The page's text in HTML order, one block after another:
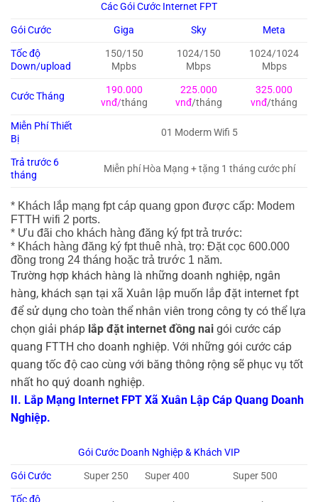
Các Gói Cước Internet FPT
Gói Cước
Giga Sky
Meta
Tốc độ
Down/upload
150/150
Mpbs
1024/150
Mbps
1024/1024
Mbps
Cước Tháng
190.000
vnđ/tháng
225.000
vnđ/tháng
325.000
vnđ/tháng
Miễn Phí Thiết
Bị
01 Moderm Wifi 5
Trả trước 6
tháng
Miễn phí Hòa Mạng + tặng 1 tháng cước phí
* Khách lắp mạng fpt cáp quang gpon được cấp: Modem
FTTH wifi 2 ports.
* Ưu đãi cho khách hàng đăng ký fpt trả trước:
* Khách hàng đăng ký fpt thuê nhà, trọ: Đặt cọc 600.000
đồng trong 24 tháng hoặc trả trước 1 năm.
Trường hợp khách hàng là những doanh nghiệp, ngân
hàng, khách sạn tại xã Xuân lập muốn lắp đặt internet fpt
để sử dụng cho toàn thể nhân viên trong công ty có thể lựa
chọn giải pháp lắp đặt internet đồng nai gói cước cáp
quang FTTH cho doanh nghiệp. Với những gói cước cáp
quang tốc độ cao cùng với băng thông rộng sẽ phục vụ tốt
nhất ho quý doanh nghiệp.
II. Lắp Mạng Internet FPT Xã Xuân Lập Cáp Quang Doanh
Nghiệp.
Gói Cước Doanh Nghiệp & Khách VIP
Gói Cước
Super 250 Super 400
Super 500